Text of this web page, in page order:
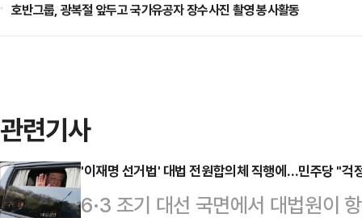
호반그룹, 광복절 앞두고 국가유공자 장수사진 촬영 봉사활동
관련기사
'이재명 선거법' 대법 전원합의체 직행에…민주당 "걱
6·3 조기 대선 국면에서 대법원이